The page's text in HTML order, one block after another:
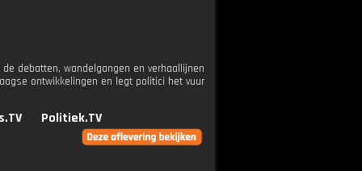
debatten, wandelgangen en verhaallijnen
ontwikkelingen en legt politici het vuur
Politiek.TV